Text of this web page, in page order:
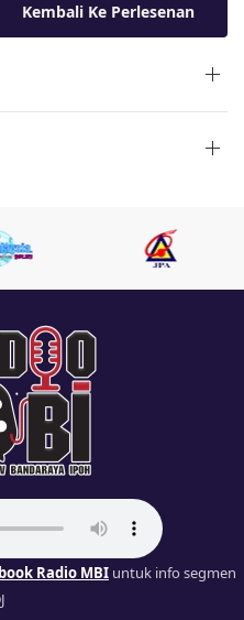
Kembali Ke Perlesenan
Radio MBI untuk info segmen